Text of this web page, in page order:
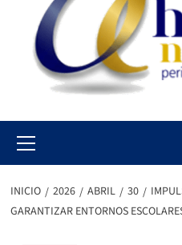
Menu
INICIO 2026 ABRIL 30
GARANTIZAR ENTORNOS